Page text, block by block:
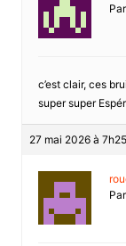
c’est clair, ces
super super
27 mai 2026 à 7h25